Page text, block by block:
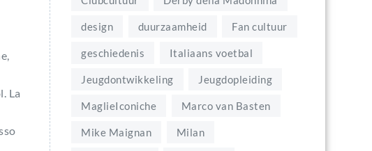
La
design duurzaamheid Fan cultuur
geschiedenis Italiaans voetbal
Jeugdontwikkeling Jeugdopleiding
MaglieIconiche Marco van Basten
Mike Maignan Milan